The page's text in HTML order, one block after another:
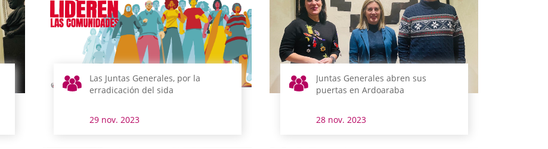
Las Juntas Generales, por la
erradicación del sida
29 nov. 2023
Juntas Generales abren sus
puertas en Ardoaraba
28 nov. 2023